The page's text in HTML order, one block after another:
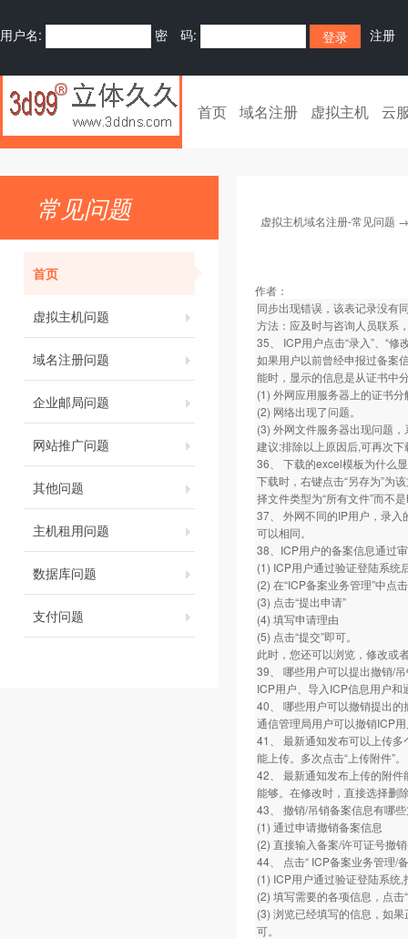
用户名: 密 码: 注册
首页 域名注册 虚拟主机 云
常见问题
首页
虚拟主机问题
域名注册问题
企业邮局问题
网站推广问题
其他问题
主机租用问题
数据库问题
支付问题
虚拟主机域名注册-常见问题
作者：
同步出现错误，该表记录没有
方法：应及时与咨询人员联系
35、 ICP用户点击“录入”、“修
如果用户以前曾经申报过备案
能时，显示的信息是从证书中
(1) 外网应用服务器上的证书
(2) 网络出现了问题。
(3) 外网文件服务器出现问题
建议:排除以上原因后,可再次
36、 下载的excel模板为什么
下载时，右键点击“另存为”为
择文件类型为“所有文件”而不
37、 外网不同的IP用户，录
可以相同。
38、ICP用户的备案信息通过
(1) ICP用户通过验证登陆系统
(2) 在“ICP备案业务管理”中点
(3) 点击“提出申请”
(4) 填写申请理由
(5) 点击“提交”即可。
此时，您还可以浏览，修改或
39、 哪些用户可以提出撤销/
ICP用户、导入ICP信息用户
40、 哪些用户可以撤销提出的
通信管理局用户可以撤销ICP
41、 最新通知发布可以上传
能上传。多次点击“上传附件”。
42、 最新通知发布上传的附件
能够。在修改时，直接选择删
43、 撤销/吊销备案信息有哪
(1) 通过申请撤销备案信息
(2) 直接输入备案/许可证号撤
44、 点击“ ICP备案业务管理/
(1) ICP用户通过验证登陆系统,
(2) 填写需要的各项信息，点击
(3) 浏览已经填写的信息，如果
可。